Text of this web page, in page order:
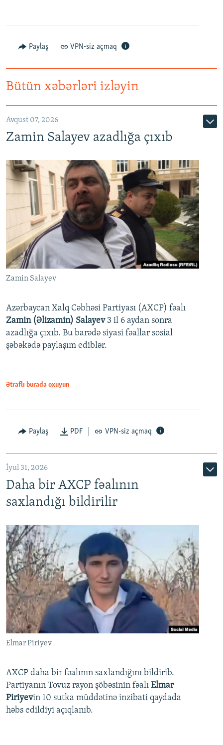
Paylaş VPN-siz açmaq
Bütün xəbərləri izləyin
Avqust 07, 2026
Zamin Salayev azadlığa çıxıb
Zamin Salayev
Azərbaycan Xalq Cəbhəsi Partiyası (AXCP) fəalı
Zamin (Əlizamin) Salayev 3 il 6 aydan sonra
azadlığa çıxıb. Bu barədə siyasi fəallar sosial
şəbəkədə paylaşım ediblər.
Ətraflı burada oxuyun
Paylaş PDF VPN-siz açmaq
İyul 31, 2026
Daha bir AXCP fəalının
saxlandığı bildirilir
Elmar Piriyev
AXCP daha bir fəalının saxlandığını bildirib.
Partiyanın Tovuz rayon şöbəsinin fəalı Elmar
Piriyevin 10 sutka müddətinə inzibati qaydada
həbs edildiyi açıqlanıb.